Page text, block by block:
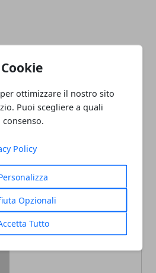
ottimizzare il nostro sito
Puoi scegliere a quali
Policy
Opzionali
Tutto
Nuovo hub di energia
rinnovabile nel Mar Nero